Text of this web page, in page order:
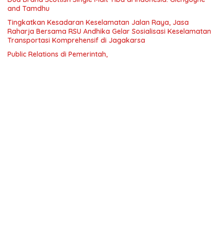
and Tamdhu
Tingkatkan Kesadaran Keselamatan Jalan Raya, Jasa
Raharja Bersama RSU Andhika Gelar Sosialisasi Keselamatan
Transportasi Komprehensif di Jagakarsa
Public Relations di Pemerintah,